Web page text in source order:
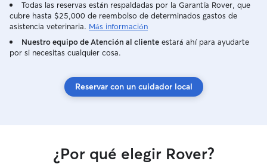
visita o paseo
se lo pasa y te
Todas las reservas están respaldadas por la Garantía Rover, que
cubre hasta $25,000 de reembolso de determinados gastos de
asistencia veterinaria. Más información
Nuestro equipo de Atención al cliente estará ahí para ayudarte
por si necesitas cualquier cosa.
Reservar con un cuidador local
¿Por qué elegir Rover?